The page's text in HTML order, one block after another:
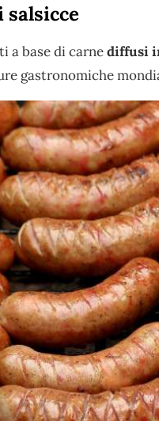
salsicce
a base di carnediffusi
gastronomiche